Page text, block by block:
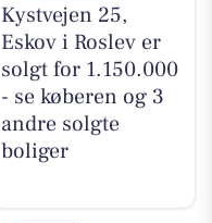
Kystvejen 25,
Eskov i Roslev er
solgt for 1.150.000
- se køberen og 3
andre solgte
boliger